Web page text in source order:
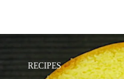
RECIPES